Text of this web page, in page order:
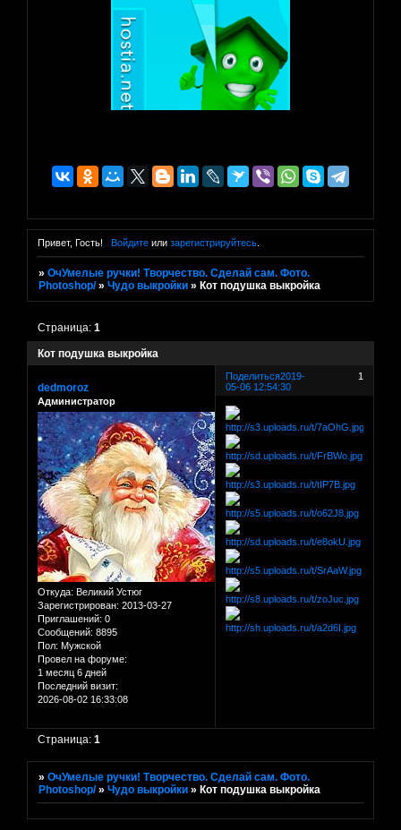
Привет, Гость! Войдитеили зарегистрируйтесь.
»ОчУмелые ручки! Творчество. Сделай сам. Фото.
Photoshop/ »Чудо выкройки » Кот подушка выкройка
Кот подушка выкройка
Страница:1
Поделиться 1
2019-
05-06 12:54:30
dedmoroz
Администратор
Откуда: Великий Устюг
Зарегистрирован: 2013-03-27
Приглашений: 0
Сообщений: 8895
Пол: Мужской
Провел на форуме:
1 месяц 6 дней
Последний визит:
2026-08-02 16:33:08
Страница:1
»ОчУмелые ручки! Творчество. Сделай сам. Фото.
Photoshop/ »Чудо выкройки »Кот подушка выкройка